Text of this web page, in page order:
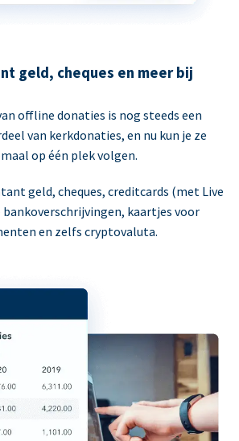
geld, cheques en meer bij
offline donaties is nog steeds een
van kerkdonaties, en nu kun je ze
op één plek volgen.
geld, cheques, creditcards (met Live
bankoverschrijvingen, kaartjes voor
en zelfs cryptovaluta.